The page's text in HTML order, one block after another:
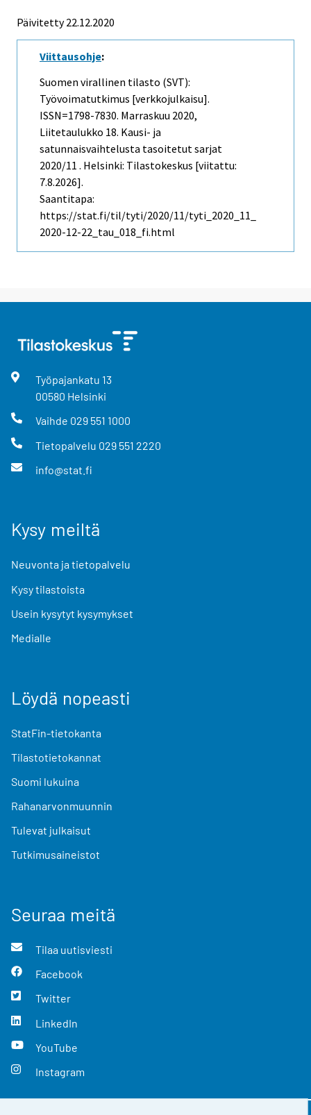
Päivitetty 22.12.2020
Viittausohje:
Suomen virallinen tilasto (SVT):
Työvoimatutkimus [verkkojulkaisu].
ISSN=1798-7830. Marraskuu 2020,
Liitetaulukko 18. Kausi- ja
satunnaisvaihtelusta tasoitetut sarjat
2020/11 . Helsinki: Tilastokeskus [viitattu:
7.8.2026].
Saantitapa:
https://stat.fi/til/tyti/2020/11/tyti_2020_11_
2020-12-22_tau_018_fi.html
Työpajankatu 13
00580 Helsinki
Vaihde 029 551 1000
Tietopalvelu 029 551 2220
info@stat.fi
Kysy meiltä
Neuvonta ja tietopalvelu
Kysy tilastoista
Usein kysytyt kysymykset
Medialle
Löydä nopeasti
StatFin-tietokanta
Tilastotietokannat
Suomi lukuina
Rahanarvonmuunnin
Tulevat julkaisut
Tutkimusaineistot
Seuraa meitä
Tilaa uutisviesti
Facebook
Twitter
LinkedIn
YouTube
Instagram